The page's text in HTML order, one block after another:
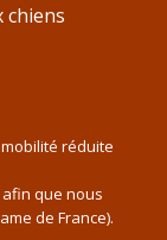
réduite
afin que nous
de France).